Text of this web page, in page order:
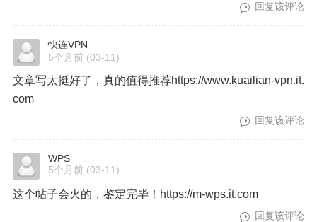
回复该评论
快连VPN
5个月前 (03-11)
文章写太挺好了，真的值得推荐https://www.kuailian-vpn.it.
com
回复该评论
WPS
5个月前 (03-11)
这个帖子会火的，鉴定完毕！https://m-wps.it.com
回复该评论